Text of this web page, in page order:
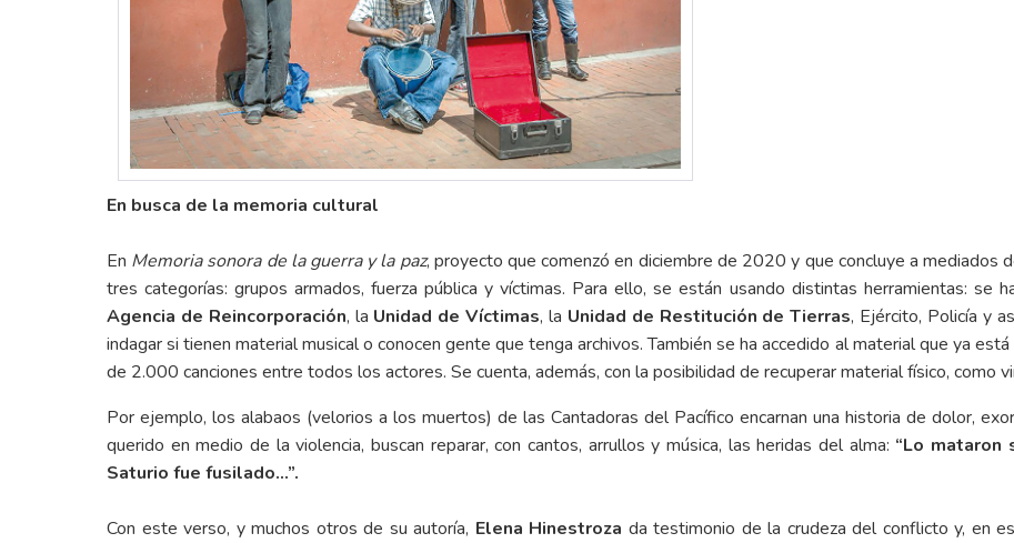
En busca de la memoria cultural
En Memoria sonora de la guerra y la paz, proyecto que comenzó en diciembre de 2020 y que concluye a mediados
tres categorías: grupos armados, fuerza pública y víctimas. Para ello, se están usando distintas herramientas: se
Agencia de Reincorporación, la Unidad de Víctimas, la Unidad de Restitución de Tierras, Ejército, Policía y
indagar si tienen material musical o conocen gente que tenga archivos. También se ha accedido al material que ya
de 2.000 canciones entre todos los actores. Se cuenta, además, con la posibilidad de recuperar material físico, como
Por ejemplo, los alabaos (velorios a los muertos) de las Cantadoras del Pacífico encarnan una historia de dolor,
querido en medio de la violencia, buscan reparar, con cantos, arrullos y música, las heridas del alma: “Lo mataron
Saturio fue fusilado…”.
Con este verso, y muchos otros de su autoría, Elena Hinestroza da testimonio de la crudeza del conflicto y, en